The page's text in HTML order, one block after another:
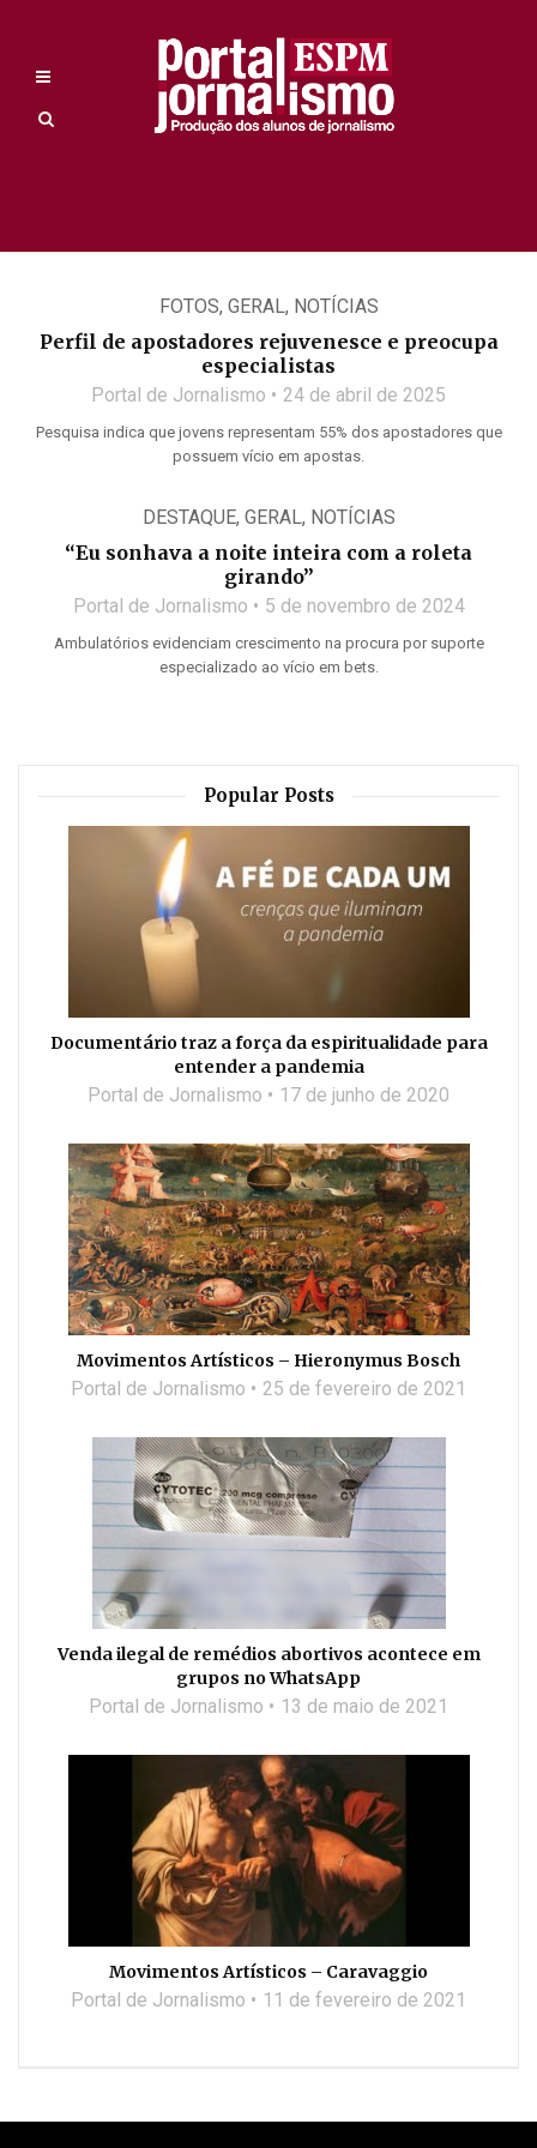
FOTOS, GERAL, NOTÍCIAS
Perfil de apostadores rejuvenesce e preocupa
especialistas
Portal de Jornalismo 24 de abril de 2025
Pesquisa indica que jovens representam 55% dos apostadores que
possuem vício em apostas.
DESTAQUE, GERAL, NOTÍCIAS
“Eu sonhava a noite inteira com a roleta
girando”
Portal de Jornalismo 5 de novembro de 2024
Ambulatórios evidenciam crescimento na procura por suporte
especializado ao vício em bets.
Popular Posts
Documentário traz a força da espiritualidade para
entender a pandemia
Portal de Jornalismo 17 de junho de 2020
Movimentos Artísticos – Hieronymus Bosch
Portal de Jornalismo 25 de fevereiro de 2021
Venda ilegal de remédios abortivos acontece em
grupos no WhatsApp
Portal de Jornalismo 13 de maio de 2021
Movimentos Artísticos – Caravaggio
Portal de Jornalismo 11 de fevereiro de 2021